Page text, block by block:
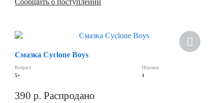
Смазка Cyclone Boys
Возраст
5+
Игроков
1
390 р. Распродано